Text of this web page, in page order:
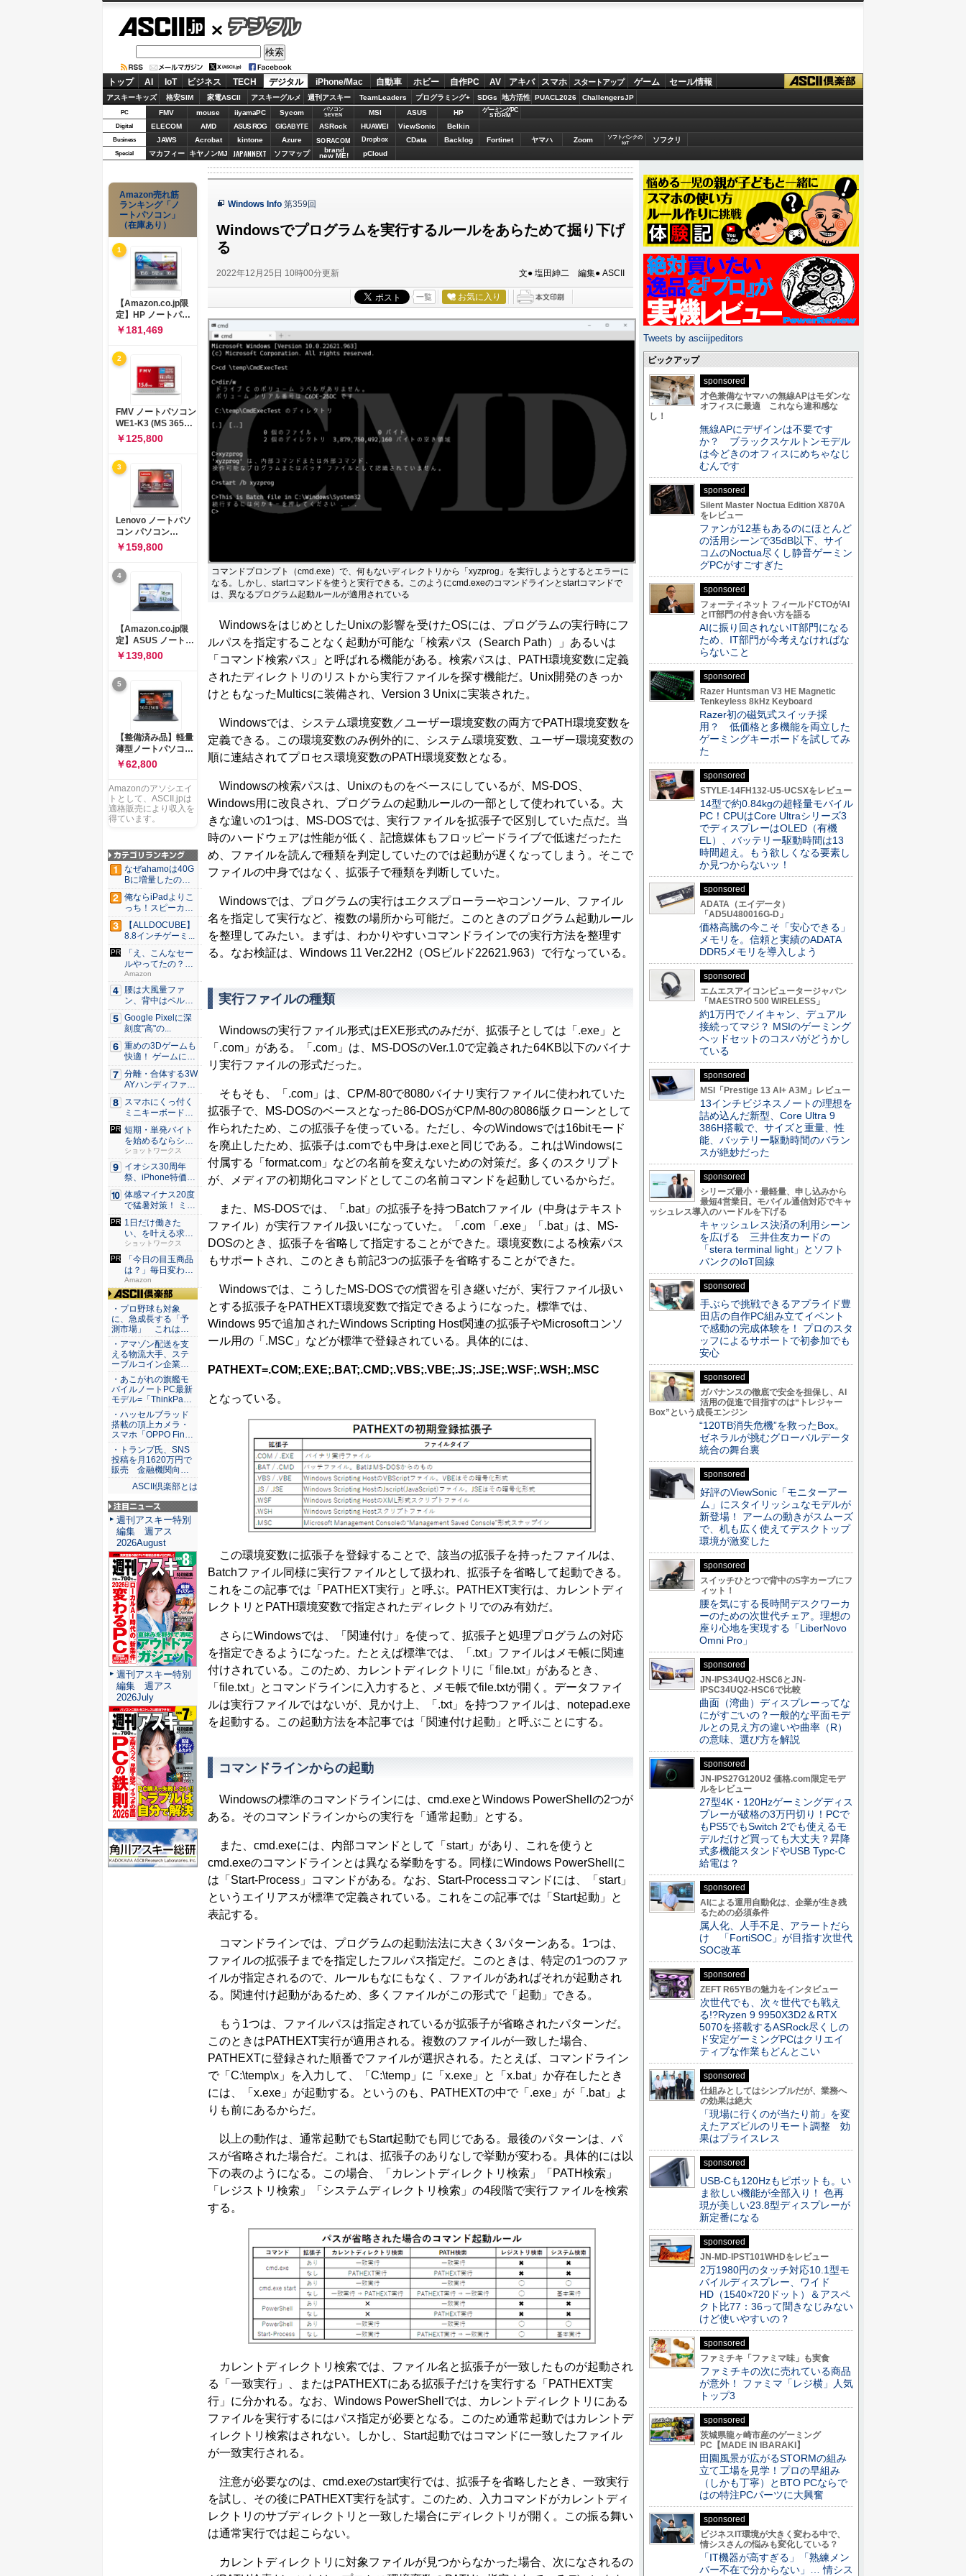
デジタル
トップ AI IoT ビジネス TECH デジタル iPhone/Mac 自動車 ホビー 自作PC AV アキバ スマホ スタートアップ ゲーム セール情報
アスキーキッズ 格安SIM 家電ASCII アスキーグルメ 週刊アスキー TeamLeaders プログラミング+ SDGs 地方活性 PUACL2026 ChallengersJP
PC FMV mouse iiyamaPC Sycom
パソコン
SEVEN
MSI ASUS HP ゲーミングPC
STORM
Digital ELECOM AMD ASUS ROG GIGABYTE ASRock HUAWEI ViewSonic Belkin
Business JAWS Acrobat kintone Azure SORACOM Dropbox CData Backlog Fortinet ヤマハ Zoom
ソフトバンクの
IoT
ソフクリ
Special マカフィー キヤノンMJ JAPANNEXT ソフマップ brand
new ME! pCloud
Windows Info 第359回
Windowsでプログラムを実行するルールをあらためて掘り下げ
る
2022年12月25日 10時00分更新 文● 塩田紳二 編集● ASCII
一覧 お気に入り
コマンドプロンプト（cmd.exe）で、何もないディレクトリから「xyzprog」を実行しようとするとエラーに
なる。しかし、startコマンドを使うと実行できる。このようにcmd.exeのコマンドラインとstartコマンドで
は、異なるプログラム起動ルールが適用されている
WindowsをはじめとしたUnixの影響を受けたOSには、プログラムの実行時にフ
ルパスを指定することなく起動が可能な「検索パス（Search Path）」あるいは
「コマンド検索パス」と呼ばれる機能がある。検索パスは、PATH環境変数に定義
されたディレクトリのリストから実行ファイルを探す機能だ。Unix開発のきっか
けともなったMulticsに装備され、Version 3 Unixに実装された。
Windowsでは、システム環境変数／ユーザー環境変数の両方でPATH環境変数を
定義できる。この環境変数のみ例外的に、システム環境変数、ユーザー環境変数の
順に連結されてプロセス環境変数のPATH環境変数となる。
Windowsの検索パスは、Unixのものをベースにしているが、MS-DOS、
Windows用に改良され、プログラムの起動ルールの一部として使われている。大
きな違いの1つは、MS-DOSでは、実行ファイルを拡張子で区別していた点だ。当
時のハードウェアは性能が低く、記憶媒体もフロッピードライブで低速だったた
め、ファイルを読んで種類を判定していたのでは起動が遅くなってしまう。そこで
ファイルの中身ではなく、拡張子で種類を判断していた。
Windowsでは、プログラムの実行はエクスプローラーやコンソール、ファイル
名を指定して実行など、複数の場所から可能だ。このときのプログラム起動ルール
を整理してみたい。まずは、わかりやすいコマンドラインでの実行方法を整理す
る。なお検証は、Windows 11 Ver.22H2（OSビルド22621.963）で行なっている。
実行ファイルの種類
Windowsの実行ファイル形式はEXE形式のみだが、拡張子としては「.exe」と
「.com」がある。「.com」は、MS-DOSのVer.1.0で定義された64KB以下のバイナ
リ実行ファイルの形式だった。
そもそも、「.com」は、CP/M-80で8080バイナリ実行ファイルに使われていた
拡張子で、MS-DOSのベースとなった86-DOSがCP/M-80の8086版クローンとして
作られたため、この拡張子を使っている。ただし、今のWindowsでは16bitモード
を廃止したため、拡張子は.comでも中身は.exeと同じである。これはWindowsに
付属する「format.com」などの名前を変えないための対策だ。多くのスクリプト
が、メディアの初期化コマンドとしてこの名前コマンドを起動しているからだ。
また、MS-DOSでは、「.bat」の拡張子を持つBatchファイル（中身はテキスト
ファイル）が実行ファイル扱いになっていた。「.com 「.exe」「.bat」は、MS-
DOSのとき、拡張子を省略して指定することができた。環境変数による検索パス
もサポートされ、このときも前記3つの拡張子を省略することができた。
Windowsでは、こうしたMS-DOSでの慣習を引き継いだが、実行ファイル扱い
とする拡張子をPATHEXT環境変数で指定できるようになった。標準では、
Windows 95で追加されたWindows Scripting Host関連の拡張子やMicrosoftコンソ
ール用の「.MSC」などが標準で登録されている。具体的には、
PATHEXT=.COM;.EXE;.BAT;.CMD;.VBS;.VBE;.JS;.JSE;.WSF;.WSH;.MSC
となっている。
この環境変数に拡張子を登録することで、該当の拡張子を持ったファイルは、
Batchファイル同様に実行ファイルとして扱われ、拡張子を省略して起動できる。
これをこの記事では「PATHEXT実行」と呼ぶ。PATHEXT実行は、カレントディ
レクトリとPATH環境変数で指定されたディレクトリでのみ有効だ。
さらにWindowsでは、「関連付け」を使って、拡張子と処理プログラムの対応
を指定できるようになった。たとえば標準では、「.txt」ファイルはメモ帳に関連
付けされている。このため、カレントディレクトリに「file.txt」があるとき、
「file.txt」とコマンドラインに入力すると、メモ帳でfile.txtが開く。データファイ
ルは実行ファイルではないが、見かけ上、「.txt」を持つファイルは、notepad.exe
を起動する。この起動方法を本記事では「関連付け起動」と呼ぶことにする。
コマンドラインからの起動
Windowsの標準のコマンドラインには、cmd.exeとWindows PowerShellの2つが
ある。そのコマンドラインからの実行を「通常起動」とする。
また、cmd.exeには、内部コマンドとして「start」があり、これを使うと
cmd.exeのコマンドラインとは異なる挙動をする。同様にWindows PowerShellに
は「Start-Process」コマンドがある。なお、Start-Processコマンドには、「start」
というエイリアスが標準で定義されている。これをこの記事では「Start起動」と
表記する。
コマンドラインでは、プログラムの起動法法に大きく3パターンある。1つは、
ファイルの拡張子までを指定したフルパス指定だ。このときは、特定の1つのファ
イルが指定されるので、ルールもなにもなく、ファイルがあればそれが起動され
る。関連付け起動があるため、多くファイルがこの形式で「起動」できる。
もう1つは、ファイルパスは指定されているが拡張子が省略されたパターンだ。
このときはPATHEXT実行が適用される。複数のファイルが一致した場合、
PATHEXTに登録された順番でファイルが選択される。たとえば、コマンドライン
で「C:\temp\x」を入力して、「C:\temp」に「x.exe」と「x.bat」か存在したとき
には、「x.exe」が起動する。というのも、PATHEXTの中で「.exe」が「.bat」よ
りも前にあるからだ。
以上の動作は、通常起動でもStart起動でも同じである。最後のパターンは、パ
スが省略された場合だ。これは、拡張子のありなしで挙動が変わる。具体的には以
下の表のようになる。この場合、「カレントディレクトリ検索」「PATH検索」
「レジストリ検索」「システムディレクトリ検索」の4段階で実行ファイルを検索
する。
カレントディレクトリ検索では、ファイル名と拡張子が一致したものが起動され
る「一致実行」、またはPATHEXTにある拡張子だけを実行する「PATHEXT実
行」に分かれる。なお、Windows PowerShellでは、カレントディレクトリにある
ファイルを実行するにはパス指定が必要となる。このため通常起動ではカレントデ
ィレクトリ検索はされない。しかし、Start起動ではコマンドに一致したファイル
が一致実行される。
注意が必要なのは、cmd.exeのstart実行では、拡張子を省略したとき、一致実行
を試し、その後にPATHEXT実行を試す。このため、入力コマンドがカレントディ
レクトリのサブディレクトリと一致した場合にディレクトリが開く。この振る舞い
は通常実行では起こらない。
カレントディレクトリに対象ファイルが見つからなかった場合、次になされるの
Amazon売れ筋
ランキング「ノ
ートパソコン」
（在庫あり）
1
【Amazon.co.jp限
定】HP ノートパソ
コン 15-fd 15.6イン
チ インテル Core 5
120U メモリ16GB
SSD512GB
Windows 11
Microsoft Office
2024搭載 WPS
Office搭載 カメラシ
ャッター 指紋認証 薄
型 Copilotキー搭載
ナチュラルシルバー
￥181,469
2
FMV ノートパソコン
WE1-K3 (MS 365
Personal/Copilotキ
ー搭載/Win 11/15.6
型/Core
i5/16GB/SSD
512GB/ホワイト)
FMVWK3E15W_AZ
￥125,800
3
Lenovo ノートパソ
コン パソコン
IdeaPad Slim 3 14.0
インチ AMD
Ryzen™ 5 8640HS
メモリ16GB
SSD512GB
Microsoft 365 試用
版 Windows11 バッ
テリー駆動12.6時間
重量1.39kg ルナグレ
ー 83K9003JJP ノー
トPC
￥159,800
4
【Amazon.co.jp限
定】ASUS ノートパ
ソコン Vivobook 15
M1502NAQ 15.6イ
ンチ AMD Ryzen 7
170 メモリ16GB
SSD 512GB
Microsoft 365
Personal (24か月版)
搭載 Windows 11 重
量1.7kg Wi-Fi 6E ク
ワイエットブルー
M1502NAQ-
￥139,800
5
【整備済み品】軽量
薄型ノートパソコン
dynabook G83 ■
13.3型
FHD(1920x1080) -
高性能第11世代Core
i5-1135G7 - メモリ
16GB - SSD 256GB
USB Type-C - MS
Office 2021 - Win11
搭載
￥62,800
Amazonのアソシエイ
トとして、ASCII.jpは
適格販売により収入を
得ています。
なぜahamoは40G
Bに増量したの
か ...
俺ならiPadよりこ
っち！スピーカー
9個...
【ALLDOCUBE】
8.8インチゲーミ...
「え、こんなセー
ルやってたの？」
80％O...
Amazon
腰は大風量ファ
ン、背中はペルチ
ェ冷却。ダ...
Google Pixelに深
刻度"高"の...
重めの3Dゲームも
快適！ ゲームに強
いH...
分離・合体する3W
AYハンディファ
ン。置...
スマホにくっ付く
ミニキーボード！
触ってわ...
短期・単発バイト
を始めるならショ
ットワー...
ショットワークス
イオシス30周年
祭、iPhone特価品
を...
体感マイナス20度
で猛暑対策！ ミズ
ノの...
1日だけ働きた
い、を叶える求人
サイト
ショットワークス
「今日の目玉商品
は？」毎日変わる
Amaz...
Amazon
ASCII倶楽部
・プロ野球も対象
に、急成長する「予
測市場」 これは…
・アマゾン配送を支
える物流大手、ステ
ーブルコイン企業…
・あこがれの旗艦モ
バイルノートPC最新
モデル=「ThinkPa…
・ハッセルブラッド
搭載の頂上カメラ・
スマホ「OPPO Fin…
・トランプ氏、SNS
投稿を月1620万円で
販売 金融機関向…
ASCII倶楽部とは
注目ニュース
週刊アスキー特別
編集 週アス
2026August
週刊アスキー特別
編集 週アス
2026July
Tweets by asciijpeditors
ピックアップ
sponsored
才色兼備なヤマハの無線APはモダンな
オフィスに最適 これなら違和感な
し！
無線APにデザインは不要です
か？ ブラックスケルトンモデル
は今どきのオフィスにめちゃなじ
むんです
sponsored
Silent Master Noctua Edition X870A
をレビュー
ファンが12基もあるのにほとんど
の活用シーンで35dB以下、サイ
コムのNoctua尽くし静音ゲーミン
グPCがすごすぎた
sponsored
フォーティネット フィールドCTOがAI
とIT部門の付き合い方を語る
AIに振り回されないIT部門になる
ため、IT部門が今考えなければな
らないこと
sponsored
Razer Huntsman V3 HE Magnetic
Tenkeyless 8kHz Keyboard
Razer初の磁気式スイッチ採
用？ 低価格と多機能を両立した
ゲーミングキーボードを試してみ
た
sponsored
STYLE-14FH132-U5-UCSXをレビュー
14型で約0.84kgの超軽量モバイル
PC！CPUはCore Ultraシリーズ3
でディスプレーはOLED（有機
EL）、バッテリー駆動時間は13
時間超え。もう欲しくなる要素し
か見つからないッ！
sponsored
ADATA（エイデータ）
「AD5U480016G-D」
価格高騰の今こそ「安心できる」
メモリを。信頼と実績のADATA
DDR5メモリを導入しよう
sponsored
エムエスアイコンピュータージャパン
「MAESTRO 500 WIRELESS」
約1万円でノイキャン、デュアル
接続ってマジ？ MSIのゲーミング
ヘッドセットのコスパがどうかし
ている
sponsored
MSI「Prestige 13 AI+ A3M」レビュー
13インチビジネスノートの理想を
詰め込んだ新型、Core Ultra 9
386H搭載で、サイズと重量、性
能、バッテリー駆動時間のバラン
スが絶妙だった
sponsored
シリーズ最小・最軽量、申し込みから
最短4営業日。モバイル通信対応でキャ
ッシュレス導入のハードルを下げる
キャッシュレス決済の利用シーン
を広げる 三井住友カードの
「stera terminal light」とソフト
バンクのIoT回線
sponsored
手ぶらで挑戦できるアプライド豊
田店の自作PC組み立てイベント
で感動の完成体験を！ プロのスタ
ッフによるサポートで初参加でも
安心
sponsored
ガバナンスの徹底で安全を担保し、AI
活用の促進で目指すのは“トレジャー
Box”という成長エンジン
“120TB消失危機”を救ったBox。
ゼネラルが挑むグローバルデータ
統合の舞台裏
sponsored
好評のViewSonic「モニターアー
ム」にスタイリッシュなモデルが
新登場！ アームの動きがスムーズ
で、机も広く使えてデスクトップ
環境が激変した
sponsored
スイッチひとつで背中のS字カーブにフ
ィット！
腰を気にする長時間デスクワーカ
ーのための次世代チェア。理想の
座り心地を実現する「LiberNovo
Omni Pro」
sponsored
JN-IPS34UQ2-HSC6とJN-
IPSC34UQ2-HSC6で比較
曲面（湾曲）ディスプレーってな
にがすごいの？一般的な平面モデ
ルとの見え方の違いや曲率（R）
の意味、選び方を解説
sponsored
JN-IPS27G120U2 価格.com限定モデ
ルをレビュー
27型4K・120Hzゲーミングディス
プレーが破格の3万円切り！PCで
もPS5でもSwitch 2でも使えるモ
デルだけど買っても大丈夫？昇降
式多機能スタンドやUSB Typc-C
給電は？
sponsored
AIによる運用自動化は、企業が生き残
るための必須条件
属人化、人手不足、アラートだら
け 「FortiSOC」が目指す次世代
SOC改革
sponsored
ZEFT R65YBの魅力をインタビュー
次世代でも、次々世代でも戦え
る!?Ryzen 9 9950X3D2＆RTX
5070を搭載するASRock尽くしの
ド安定ゲーミングPCはクリエイ
ティブな作業もどんとこい
sponsored
仕組みとしてはシンプルだが、業務へ
の効果は絶大
「現場に行くのが当たり前」を変
えたアズビルのリモート調整 効
果はプライスレス
sponsored
USB-Cも120Hzもピボットも。い
ま欲しい機能が全部入り！ 色再
現が美しい23.8型ディスプレーが
新定番になる
sponsored
JN-MD-IPST101WHDをレビュー
2万1980円のタッチ対応10.1型モ
バイルディスプレー、ワイド
HD（1540×720ドット）＆アスペ
クト比77：36って聞きなじみない
けど使いやすいの？
sponsored
ファミチキ「ファミマ味」も実食
ファミチキの次に売れている商品
が意外！ ファミマ「レジ横」人気
トップ3
sponsored
茨城県龍ヶ崎市産のゲーミング
PC【MADE IN IBARAKI】
田園風景が広がるSTORMの組み
立て工場を見学！プロの早組み
（しかも丁寧）とBTO PCならで
はの特注PCパーツに大興奮
sponsored
ビジネスIT環境が大きく変わる中で、
情シスさんの悩みも変化している？
「IT機器が高すぎる」「熟練メン
バー不在で分からない」… 情シス